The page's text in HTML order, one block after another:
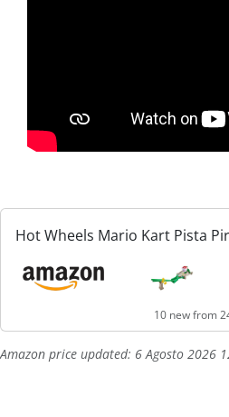
Hot Wheels Mario Kart Pista
Yoshi in Macchinina,
Multicolore, GFY47
10 new from
Amazon price updated: 6 Agosto 2026